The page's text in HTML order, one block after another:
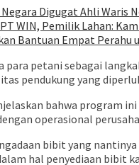
Digugat Ahli Waris
WIN, Pemilik Lahan:
Bantuan Empat Perahu
para petani sebagai
pendukung yang
bahwa program
operasional
bibit yang
hal penyediaan bibit